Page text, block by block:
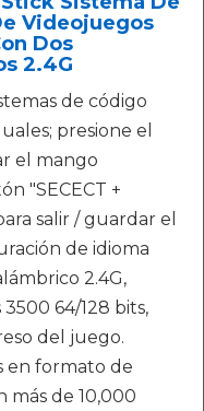
Videojuegos
Dos
2.4G
de código
presione el
el mango
"SECECT +
salir / guardar el
de idioma
2.4G,
64/128 bits,
del juego.
en formato de
de 10,000